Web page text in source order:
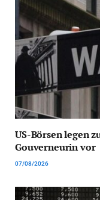
US-Börsen legen
Gouverneurin vor
07/08/2026